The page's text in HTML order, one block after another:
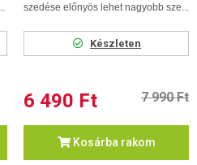
szedése előnyös lehet nagyobb sze...
Készleten
6 490 Ft 7 990 Ft
Kosárba rakom